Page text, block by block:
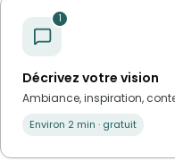
1
Décrivez votre vision
Ambiance, inspiration,
Environ 2 min · gratuit